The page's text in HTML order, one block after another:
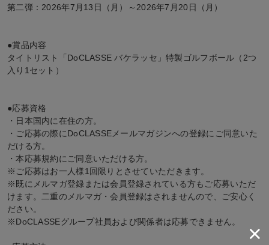
第二弾：2026年7月13日（月）～2026年7月20日（月）
●賞品内容
タイトリスト「DoCLASSE バケラッセ」特製ゴルフボール（2つ
入り1セット）
●応募資格
・日本国内に在住の方。
・ご応募の際にDoCLASSEメールマガジンへの登録にご同意いた
だける方。
・本応募規約にご同意いただける方。
※ご応募はお一人様1回限りとさせていただきます。
※既にメルマガ登録または会員登録されている方もご応募いただ
けます。二重のメルマガ・会員登録はされませんので、ご安心く
ださい。
※DoCLASSEグループ社員および関係者は応募できません。